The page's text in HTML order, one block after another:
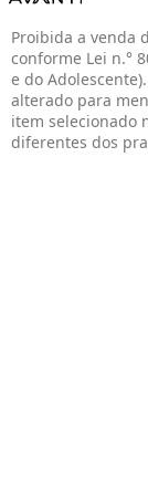
Proibida a venda
conforme Lei n.°
e do
alterado para
item selecionado
diferentes dos